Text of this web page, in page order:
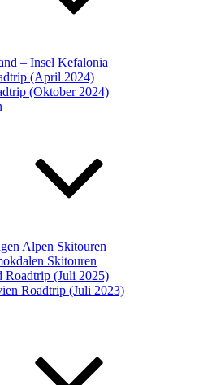
– Insel Kefalonia
(April 2024)
(Oktober 2024)
Alpen Skitouren
Skitouren
Roadtrip (Juli 2025)
Roadtrip (Juli 2023)